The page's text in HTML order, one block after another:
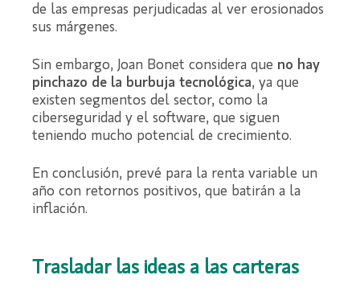
de las empresas perjudicadas al ver erosionados
sus márgenes.
Sin embargo, Joan Bonet considera que no hay
pinchazo de la burbuja tecnológica, ya que
existen segmentos del sector, como la
ciberseguridad y el software, que siguen
teniendo mucho potencial de crecimiento.
En conclusión, prevé para la renta variable un
año con retornos positivos, que batirán a la
inflación.
Trasladar las ideas a las carteras